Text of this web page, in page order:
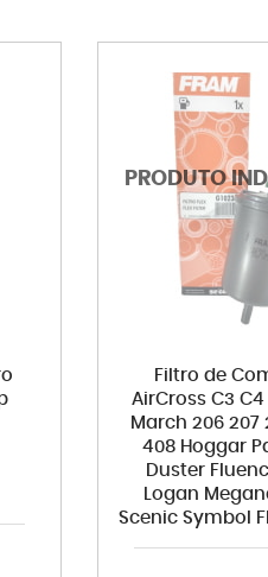
Filtro de
AirCross C3 C4
March 206 207
408 Hoggar
Duster
Logan
Scenic Symbol